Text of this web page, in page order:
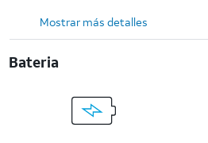
Mostrar más detalles
Bateria